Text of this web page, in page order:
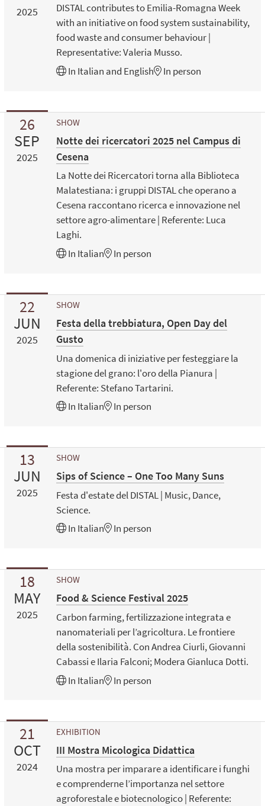
2025
DISTAL contributes to Emilia-Romagna Week
with an initiative on food system sustainability,
food waste and consumer behaviour |
Representative: Valeria Musso.
In Italian and English In person
26
SEP
2025
SHOW
Notte dei ricercatori 2025 nel Campus di
Cesena
La Notte dei Ricercatori torna alla Biblioteca
Malatestiana: i gruppi DISTAL che operano a
Cesena raccontano ricerca e innovazione nel
settore agro-alimentare | Referente: Luca
Laghi.
In Italian In person
22
JUN
2025
SHOW
Festa della trebbiatura, Open Day del
Gusto
Una domenica di iniziative per festeggiare la
stagione del grano: l'oro della Pianura |
Referente: Stefano Tartarini.
In Italian In person
13
JUN
2025
SHOW
Sips of Science – One Too Many Suns
Festa d'estate del DISTAL | Music, Dance,
Science.
In Italian In person
18
MAY
2025
SHOW
Food & Science Festival 2025
Carbon farming, fertilizzazione integrata e
nanomateriali per l’agricoltura. Le frontiere
della sostenibilità. Con Andrea Ciurli, Giovanni
Cabassi e Ilaria Falconi; Modera Gianluca Dotti.
In Italian In person
21
OCT
2024
EXHIBITION
III Mostra Micologica Didattica
Una mostra per imparare a identificare i funghi
e comprenderne l’importanza nel settore
agroforestale e biotecnologico | Referente: